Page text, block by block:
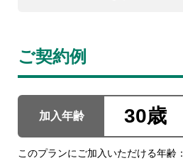
ご契約例
加入年齢 30歳
このプランにご加入いただける年齢：